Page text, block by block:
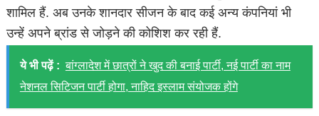
शामिल हैं. अब उनके शानदार सीजन के बाद कई अन्य कंपनियां भी
उन्हें अपने ब्रांड से जोड़ने की कोशिश कर रही हैं.
ये भी पढ़ें : बांग्लादेश में छात्रों ने खुद की बनाई पार्टी, नई पार्टी का नाम
नेशनल सिटिजन पार्टी होगा, नाहिद इस्लाम संयोजक होंगे